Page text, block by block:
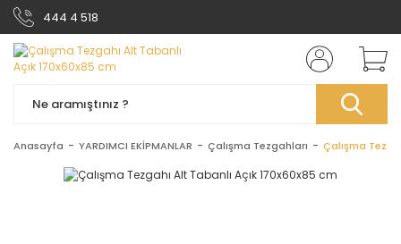
444 4 518
Anasayfa YARDIMCI EKİPMANLAR Çalışma Tezgahları Çalışma